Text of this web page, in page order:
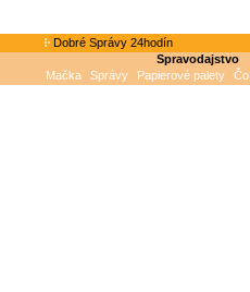
Dobré Správy 24hodín
Spravodajstvo
Mačka
Správy Papierové palety